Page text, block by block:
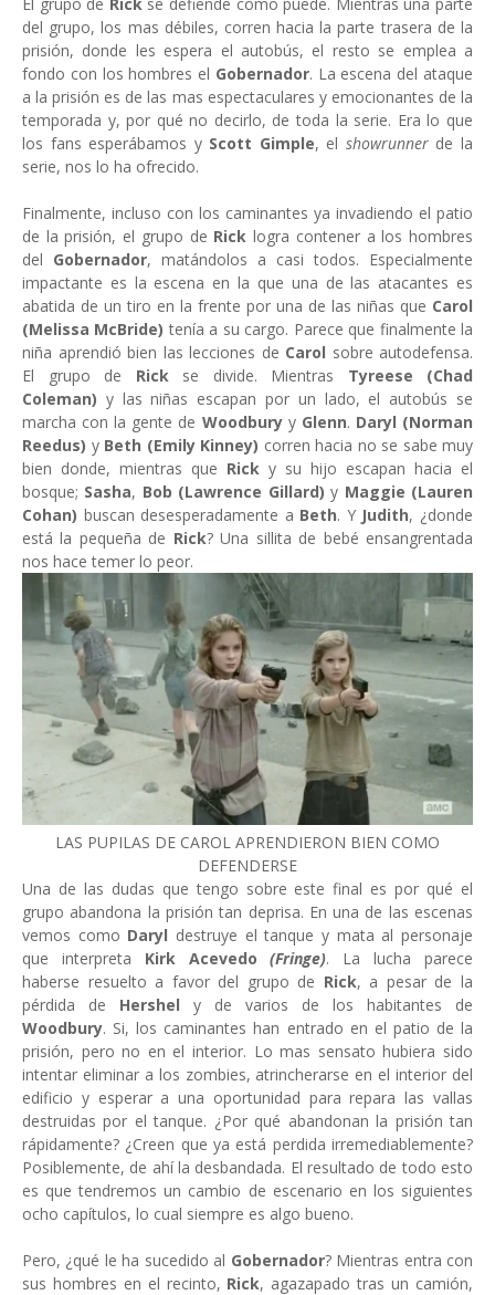
del grupo, los mas débiles, corren hacia la parte trasera de la
prisión, donde les espera el autobús, el resto se emplea a
fondo con los hombres el Gobernador. La escena del ataque
a la prisión es de las mas espectaculares y emocionantes de la
temporada y, por qué no decirlo, de toda la serie. Era lo que
los fans esperábamos y Scott Gimple, el showrunner de la
serie, nos lo ha ofrecido.
Finalmente, incluso con los caminantes ya invadiendo el patio
de la prisión, el grupo de Ricklogra contener a los hombres
del Gobernador, matándolos a casi todos. Especialmente
impactante es la escena en la que una de las atacantes es
abatida de un tiro en la frente por una de las niñas que Carol
(Melissa McBride)tenía a su cargo. Parece que finalmente la
niña aprendió bien las lecciones de Carol sobre autodefensa.
El grupo de Rick se divide. Mientras Tyreese (Chad
Coleman) y las niñas escapan por un lado, el autobús se
marcha con la gente de Woodbury y Glenn. Daryl (Norman
Reedus) y Beth (Emily Kinney) corren hacia no se sabe muy
bien donde, mientras que Rick y su hijo escapan hacia el
bosque; Sasha, Bob (Lawrence Gillard)y Maggie (Lauren
Cohan) buscan desesperadamente a Beth. Y Judith, ¿donde
está la pequeña de Rick? Una sillita de bebé ensangrentada
nos hace temer lo peor.
LAS PUPILAS DE CAROL APRENDIERON BIEN COMO
DEFENDERSE
Una de las dudas que tengo sobre este final es por qué el
grupo abandona la prisión tan deprisa. En una de las escenas
vemos como Daryl destruye el tanque y mata al personaje
que interpreta Kirk Acevedo(Fringe). La lucha parece
haberse resuelto a favor del grupo de Rick, a pesar de la
pérdida de Hershel y de varios de los habitantes de
Woodbury. Si, los caminantes han entrado en el patio de la
prisión, pero no en el interior. Lo mas sensato hubiera sido
intentar eliminar a los zombies, atrincherarse en el interior del
edificio y esperar a una oportunidad para repara las vallas
destruidas por el tanque. ¿Por qué abandonan la prisión tan
rápidamente? ¿Creen que ya está perdida irremediablemente?
Posiblemente, de ahí la desbandada. El resultado de todo esto
es que tendremos un cambio de escenario en los siguientes
ocho capítulos, lo cual siempre es algo bueno.
Pero, ¿qué le ha sucedido al Gobernador? Mientras entra con
sus hombres en el recinto, Rick, agazapado tras un camión,